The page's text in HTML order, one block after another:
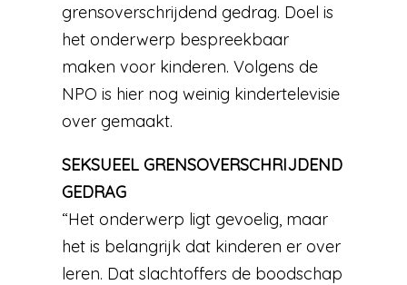
grensoverschrijdend gedrag. Doel is
het onderwerp bespreekbaar
maken voor kinderen. Volgens de
NPO is hier nog weinig kindertelevisie
over gemaakt.
SEKSUEEL GRENSOVERSCHRIJDEND
GEDRAG
“Het onderwerp ligt gevoelig, maar
het is belangrijk dat kinderen er over
leren. Dat slachtoffers de boodschap